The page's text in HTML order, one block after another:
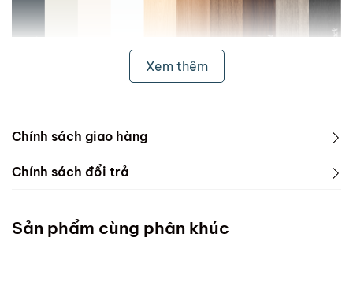
Xem thêm
Chính sách giao hàng
1. Freeship & Lắp đặt cho khách hàng các tỉnh thành
Miền Bắc
Chính sách đổi trả
Sản phẩm cùng phân khúc